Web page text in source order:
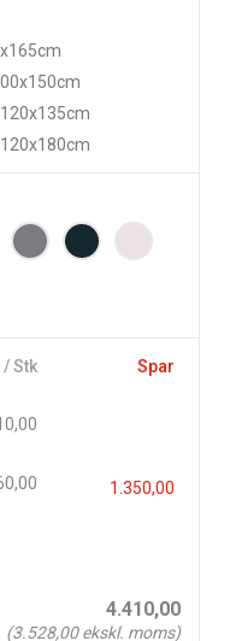
120x135cm
120x180cm
/ Stk Spar
1.350,00
4.410,00
(3.528,00ekskl. moms)